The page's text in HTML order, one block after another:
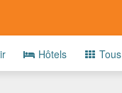
Hôtels Tous